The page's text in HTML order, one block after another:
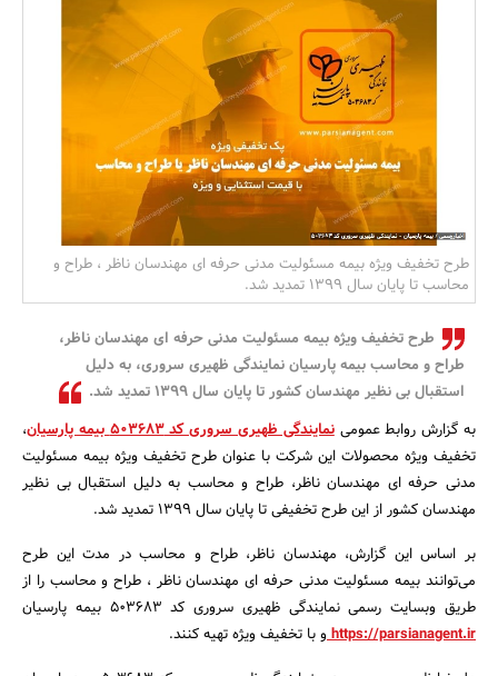
بانک، بیمه و سرمایه
مسکن و ساختمان
طرح تخفیف‌ ویژه بیمه مسئولیت مدنی حرفه ای مهندسان ناظر ، طراح و
محاسب تا پایان سال 1399 تمدید شد.
طرح تخفیف‌ ویژه بیمه مسئولیت مدنی حرفه ای مهندسان ناظر،
طراح و محاسب بیمه پارسیان نمایندگی ظهیری سروری، به دلیل
استقبال بی نظیر مهندسان کشور تا پایان سال 1399 تمدید شد.
به گزارش روابط عمومینمایندگی ظهیری سروری کد 503683 بیمه پارسیان
،
تخفیف‌ ویژه محصولات این شرکت با عنوان طرح تخفیف ویژه بیمه مسئولیت
مدنی حرفه ای مهندسان ناظر، طراح و محاسب به دلیل استقبال بی نظیر
مهندسان کشور از این طرح تخفیفی تا پایان سال 1399 تمدید شد.
بر اساس این گزارش، مهندسان ناظر، طراح و محاسب در مدت این طرح
می‌توانند بیمه مسئولیت مدنی حرفه ای مهندسان ناظر ، طراح و محاسب را از
طریق وبسایت رسمی نمایندگی ظهیری سروری کد 503683 بیمه پارسیان
https://parsianagent.irو با تخفیف ویژه تهیه کنند.